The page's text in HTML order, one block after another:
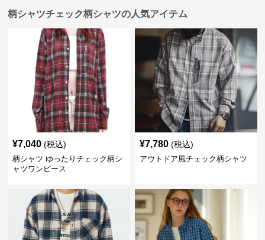
柄シャツチェック柄シャツの人気アイテム
¥7,040 (税込)
柄シャツ ゆったりチェック柄シ
ャツワンピース
¥7,780 (税込)
アウトドア風チェック柄シャツ